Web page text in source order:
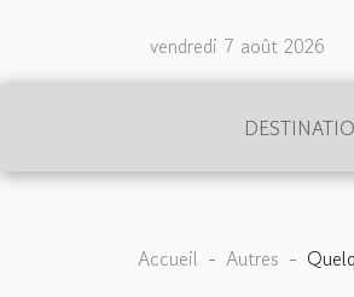
vendredi 7 août 2026
Accueil Autres